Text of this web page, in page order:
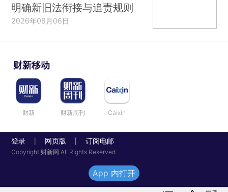
明确新旧法衔接与追责规则
2026年08月06日
财新移动
财新 财新周刊 Caixin
登录 网页版 订阅电邮
Copyright 财新网 All Rights Reserved
App 内打开